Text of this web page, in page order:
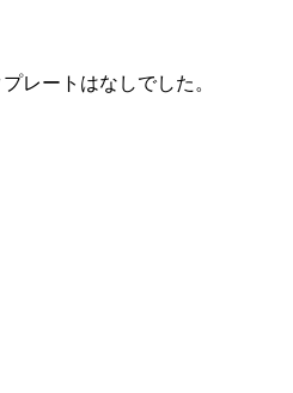
レートはなしでした。